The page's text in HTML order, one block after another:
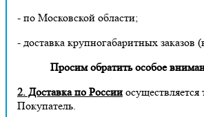
- по Московской области;
- доставка крупногабаритных заказов
Просим обратить особое
2. Доставка по России
Покупатель.